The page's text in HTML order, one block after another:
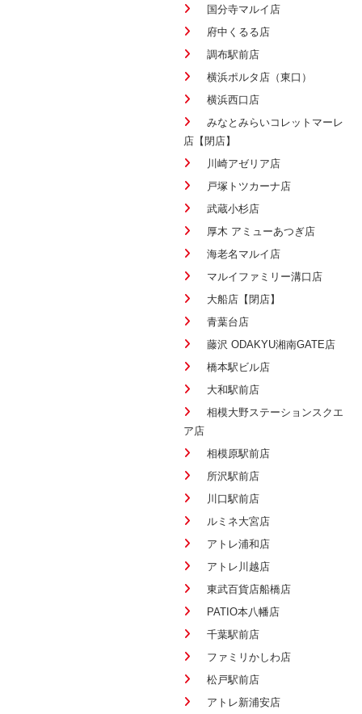
国分寺マルイ店
府中くるる店
調布駅前店
横浜ポルタ店（東口）
横浜西口店
みなとみらいコレットマーレ
店【閉店】
川崎アゼリア店
戸塚トツカーナ店
武蔵小杉店
厚木 アミューあつぎ店
海老名マルイ店
マルイファミリー溝口店
大船店【閉店】
青葉台店
藤沢 ODAKYU湘南GATE店
橋本駅ビル店
大和駅前店
相模大野ステーションスクエ
ア店
相模原駅前店
所沢駅前店
川口駅前店
ルミネ大宮店
アトレ浦和店
アトレ川越店
東武百貨店船橋店
PATIO本八幡店
千葉駅前店
ファミリかしわ店
松戸駅前店
アトレ新浦安店